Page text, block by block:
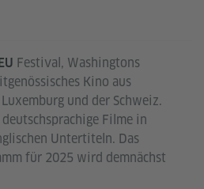
Festival, Washingtons
Kino aus
und der Schweiz.
Filme in
Untertiteln. Das
für 2025 wird demnächst